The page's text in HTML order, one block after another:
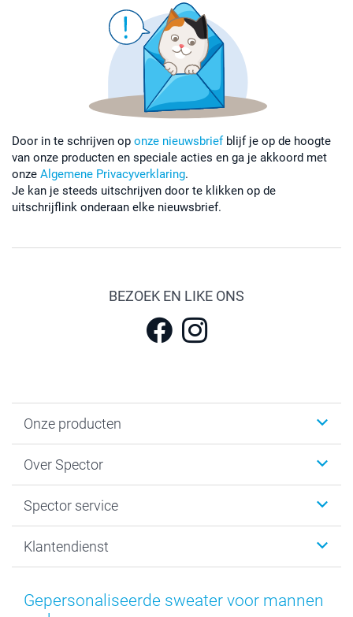
Door in te schrijven op onze nieuwsbriefblijf je op de hoogte
van onze producten en speciale acties en ga je akkoord met
onze Algemene Privacyverklaring.
Je kan je steeds uitschrijven door te klikken op de
uitschrijflink onderaan elke nieuwsbrief.
BEZOEK EN LIKE ONS
Onze producten
Kaartjes
Fotoboeken
Fotoprints, Fotoposter & Fotoalbum met fotoprints
Fotokaders, Decoratie en Snoepjes
Smartphone cases
Over Spector
Sitemap
Privacybeleid
Spector service
smartbonus
Mijn orderstatus
Klantendienst
Gepersonaliseerde sweater voor mannen